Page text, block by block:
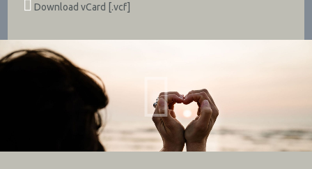
Download vCard [.vcf]